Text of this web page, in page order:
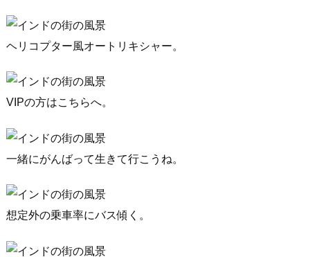
ヘリコプター風オートリキシャー。
VIPの方はこちらへ。
一緒にがんばって生きて行こうね。
想定外の乗車率にバス傾く。